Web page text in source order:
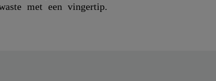
met een vingertip.